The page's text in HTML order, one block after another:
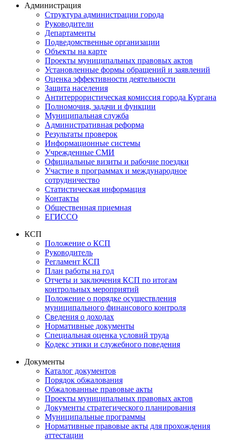
Администрация
Структура администрации города
Руководители
Департаменты
Подведомственные организации
Объекты на карте
Проекты муниципальных правовых актов
Установленные формы обращений и заявлений
Оценка эффективности деятельности
Защита населения
Антитеррористическая комиссия города Кургана
Полномочия, задачи и функции
Муниципальная служба
Административная реформа
Результаты проверок
Информационные системы
Учрежденные СМИ
Официальные визиты и рабочие поездки
Участие в программах и международное
сотрудничество
Статистическая информация
Контакты
Общественная приемная
ЕГИССО
КСП
Положение о КСП
Руководитель
Регламент КСП
План работы на год
Отчеты и заключения КСП по итогам
контрольных мероприятий
Положение о порядке осуществления
муниципального финансового контроля
Сведения о доходах
Нормативные документы
Специальная оценка условий труда
Кодекс этики и служебного поведения
Документы
Каталог документов
Порядок обжалования
Обжалованные правовые акты
Проекты муниципальных правовых актов
Документы стратегического планирования
Муниципальные программы
Нормативные правовые акты для прохождения
аттестации